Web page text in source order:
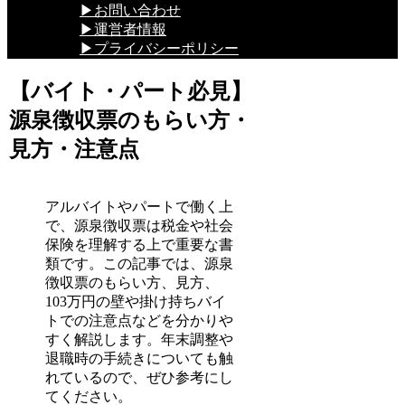
▶お問い合わせ
▶運営者情報
▶プライバシーポリシー
【バイト・パート必見】
源泉徴収票のもらい方・
見方・注意点
アルバイトやパートで働く上
で、源泉徴収票は税金や社会
保険を理解する上で重要な書
類です。この記事では、源泉
徴収票のもらい方、見方、
103万円の壁や掛け持ちバイ
トでの注意点などを分かりや
すく解説します。年末調整や
退職時の手続きについても触
れているので、ぜひ参考にし
てください。